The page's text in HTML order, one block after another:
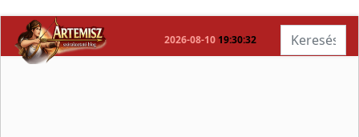
2026-08-10 19:30:33 Keresés...